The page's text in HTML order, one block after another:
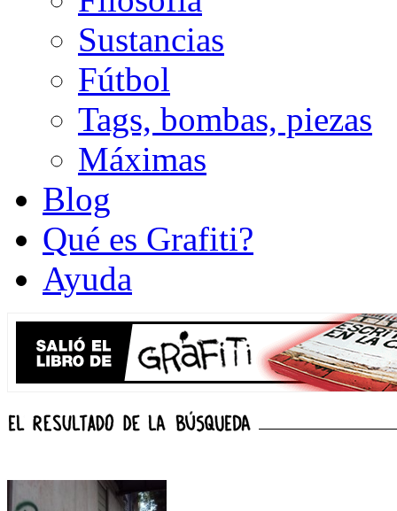
Sustancias
Fútbol
Tags, bombas, piezas
Máximas
Blog
Qué es Grafiti?
Ayuda